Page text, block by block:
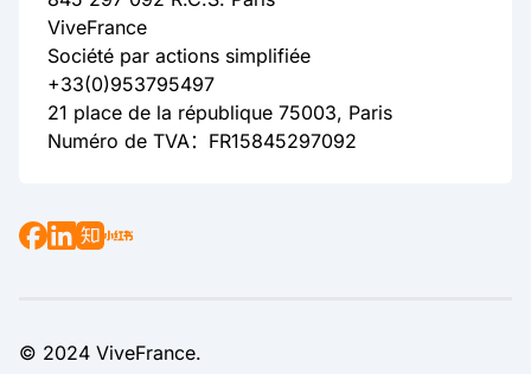
ViveFrance
Société par actions simplifiée
+33(0)953795497
21 place de la république 75003, Paris
Numéro de TVA：FR15845297092
© 2024 ViveFrance.